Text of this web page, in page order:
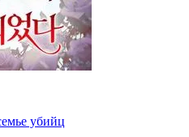
убийц